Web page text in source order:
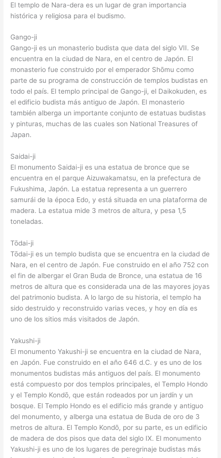
El templo de Nara-dera es un lugar de gran importancia
histórica y religiosa para el budismo.
Gango-ji
Gango-ji es un monasterio budista que data del siglo VII. Se
encuentra en la ciudad de Nara, en el centro de Japón. El
monasterio fue construido por el emperador Shōmu como
parte de su programa de construcción de templos budistas en
todo el país. El templo principal de Gango-ji, el Daikokuden, es
el edificio budista más antiguo de Japón. El monasterio
también alberga un importante conjunto de estatuas budistas
y pinturas, muchas de las cuales son National Treasures of
Japan.
Saidai-ji
El monumento Saidai-ji es una estatua de bronce que se
encuentra en el parque Aizuwakamatsu, en la prefectura de
Fukushima, Japón. La estatua representa a un guerrero
samurái de la época Edo, y está situada en una plataforma de
madera. La estatua mide 3 metros de altura, y pesa 1,5
toneladas.
Tōdai-ji
Tōdai-ji es un templo budista que se encuentra en la ciudad de
Nara, en el centro de Japón. Fue construido en el año 752 con
el fin de albergar el Gran Buda de Bronce, una estatua de 16
metros de altura que es considerada una de las mayores joyas
del patrimonio budista. A lo largo de su historia, el templo ha
sido destruido y reconstruido varias veces, y hoy en día es
uno de los sitios más visitados de Japón.
Yakushi-ji
El monumento Yakushi-ji se encuentra en la ciudad de Nara,
en Japón. Fue construido en el año 646 d.C. y es uno de los
monumentos budistas más antiguos del país. El monumento
está compuesto por dos templos principales, el Templo Hondo
y el Templo Kondō, que están rodeados por un jardín y un
bosque. El Templo Hondo es el edificio más grande y antiguo
del monumento, y alberga una estatua de Buda de oro de 3
metros de altura. El Templo Kondō, por su parte, es un edificio
de madera de dos pisos que data del siglo IX. El monumento
Yakushi-ji es uno de los lugares de peregrinaje budistas más